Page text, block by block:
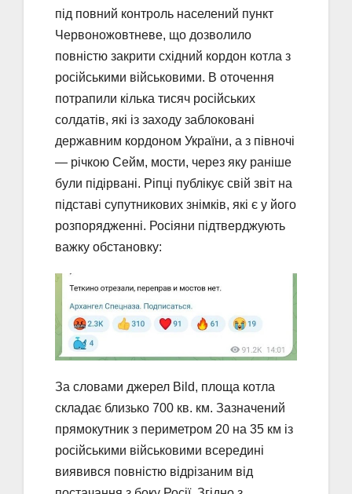
під повний контроль населений пункт
Червоножовтневе, що дозволило
повністю закрити східний кордон котла з
російськими військовими. В оточення
потрапили кілька тисяч російських
солдатів, які із заходу заблоковані
державним кордоном України, а з півночі
— річкою Сейм, мости, через яку раніше
були підірвані. Ріпці публікує свій звіт на
підставі супутникових знімків, які є у його
розпорядженні. Росіяни підтверджують
важку обстановку:
За словами джерел Bild, площа котла
складає близько 700 кв. км. Зазначений
прямокутник з периметром 20 на 35 км із
російськими військовими всередині
виявився повністю відрізаним від